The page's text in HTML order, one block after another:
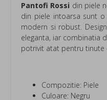
Pantofi Rossi din piele
din piele intoarsa sunt
modern si robust.
eleganta, iar combinatia
potrivit atat pentru tinute
Compozitie: Piele
Culoare: Negru